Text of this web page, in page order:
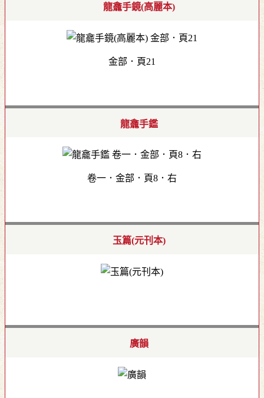
龍龕手鏡(高麗本)
金部．頁21
龍龕手鑑
卷一．金部．頁8．右
玉篇(元刊本)
廣韻